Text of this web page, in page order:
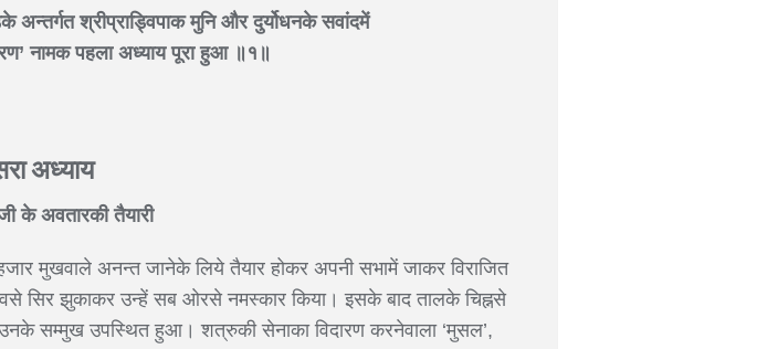
अन्तर्गत श्रीप्राड्विपाक मुनि और दुर्योधनके सवांदमें
नामक पहला अध्याय पूरा हुआ ॥१॥
अध्याय
के अवतारकी तैयारी
मुखवाले अनन्त जानेके लिये तैयार होकर अपनी सभामें जाकर विराजित
सिर झुकाकर उन्हें सब ओरसे नमस्कार किया। इसके बाद तालके चिह्नसे
सम्मुख उपस्थित हुआ। शत्रुकी सेनाका विदारण करनेवाला ‘मुसल’,